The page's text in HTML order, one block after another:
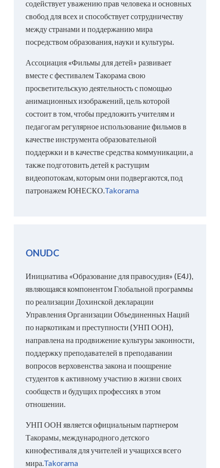
содействует уважению прав человека и основных
свобод для всех и способствует сотрудничеству
между странами и поддержанию мира
посредством образования, науки и культуры.
Ассоциация «Фильмы для детей» развивает
вместе с фестивалем Такорама свою
просветительскую деятельность с помощью
анимационных изображений, цель которой
состоит в том, чтобы предложить учителям и
педагогам регулярное использование фильмов в
качестве инструмента образовательной
поддержки и в качестве средства коммуникации, а
также подготовить детей к растущим
видеопотокам, которым они подвергаются, под
патронажем ЮНЕСКО.Takorama
ONUDC
Инициатива «Образование для правосудия» (E4J),
являющаяся компонентом Глобальной программы
по реализации Дохинской декларации
Управления Организации Объединенных Наций
по наркотикам и преступности (УНП ООН),
направлена ​​на продвижение культуры законности,
поддержку преподавателей в преподавании
вопросов верховенства закона и поощрение
студентов к активному участию в жизни своих
сообществ и будущих профессиях в этом
отношении.
УНП ООН является официальным партнером
Такорамы, международного детского
кинофестиваля для учителей и учащихся всего
мира. Takorama